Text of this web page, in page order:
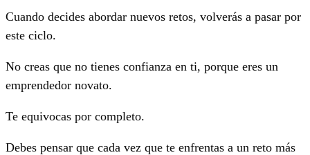
Cuando decides abordar nuevos retos, volverás a pasar por
este ciclo.
No creas que no tienes confianza en ti, porque eres un
emprendedor novato.
Te equivocas por completo.
Debes pensar que cada vez que te enfrentas a un reto más